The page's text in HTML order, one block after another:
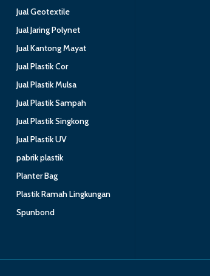
Jual Geotextile
Jual Jaring Polynet
Jual Kantong Mayat
Jual Plastik Cor
Jual Plastik Mulsa
Jual Plastik Sampah
Jual Plastik Singkong
Jual Plastik UV
pabrik plastik
Planter Bag
Plastik Ramah Lingkungan
Spunbond